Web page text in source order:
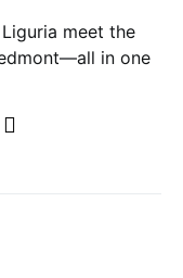
meet the
in one